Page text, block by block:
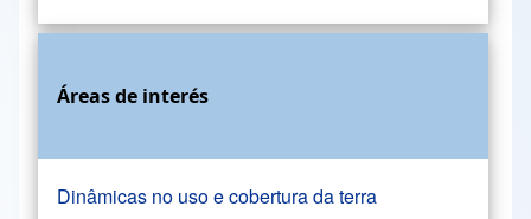
Áreas de interés
Dinâmicas no uso e cobertura da terra